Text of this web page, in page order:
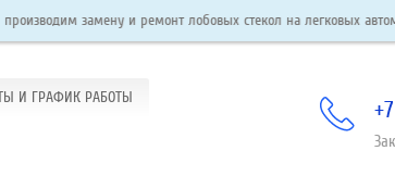
замену и ремонт лобовых стекол на легковых
И ГРАФИК РАБОТЫ